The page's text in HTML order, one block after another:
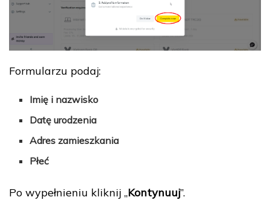
Formularzu podaj:
Imię i nazwisko
Datę urodzenia
Adres zamieszkania
Płeć
Po wypełnieniu kliknij „Kontynuuj”.